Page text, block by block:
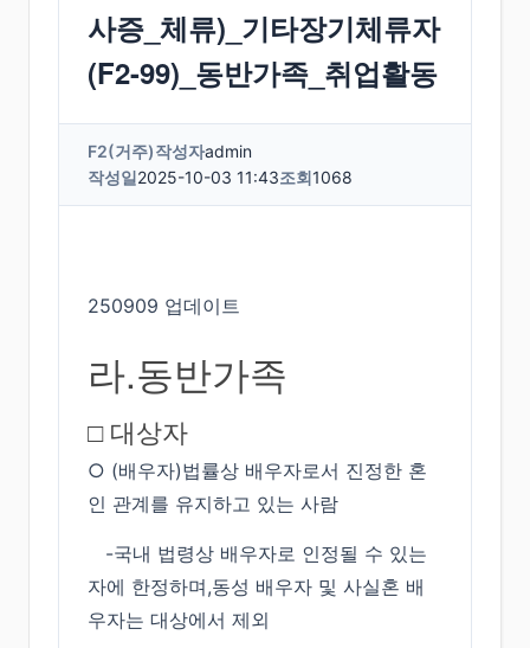
사증_체류)_기타장기체류자
(F2-99)_동반가족_취업활동
F2(거주)작성자admin
작성일2025-10-03 11:43조회1068
250909 업데이트
라.동반가족
□ 대상자
○ (배우자)법률상 배우자로서 진정한 혼
인 관계를 유지하고 있는 사람
-국내 법령상 배우자로 인정될 수 있는
자에 한정하며,동성 배우자 및 사실혼 배
우자는 대상에서 제외